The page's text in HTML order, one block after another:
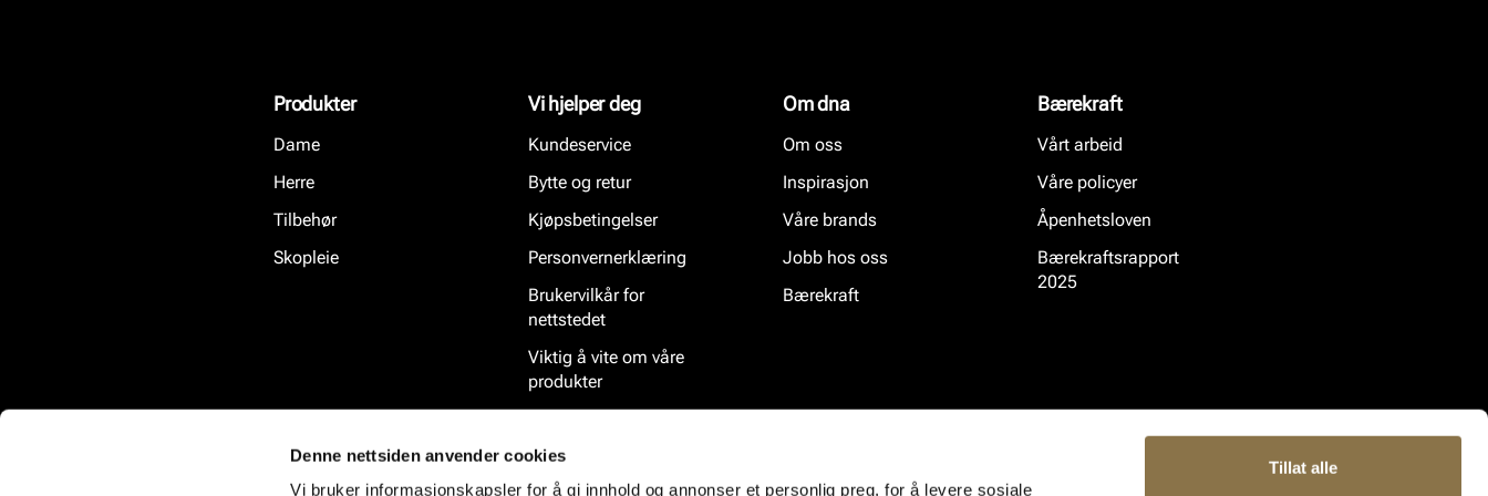
Denne nettsiden anvender cookies
Vi bruker informasjonskapsler for å gi innhold og annonser et personlig preg, for å levere sosiale
Tillat alle
Produkter
Dame
Herre
Tilbehør
Skopleie
Vi hjelper deg
Kundeservice
Bytte og retur
Kjøpsbetingelser
Personvernerklæring
Brukervilkår for
nettstedet
Viktig å vite om våre
produkter
Om dna
Om oss
Inspirasjon
Våre brands
Jobb hos oss
Bærekraft
Bærekraft
Vårt arbeid
Våre policyer
Åpenhetsloven
Bærekraftsrapport
2025